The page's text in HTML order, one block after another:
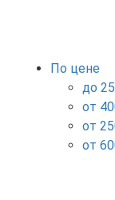
По цене
до
от
от
от